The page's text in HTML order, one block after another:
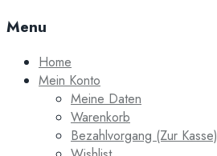
Menu
Home
Mein Konto
Meine Daten
Warenkorb
Bezahlvorgang (Zur Kasse)